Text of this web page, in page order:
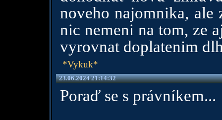
noveho najomnika,
nic nemeni na tom, ze
vyrovnat doplatenim
*Vykuk*
23.06.2024 21:14:32
Poraď se s právníkem...